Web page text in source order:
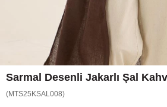
Sarmal Desenli Jakarlı Şal
(MTS25KSAL008)